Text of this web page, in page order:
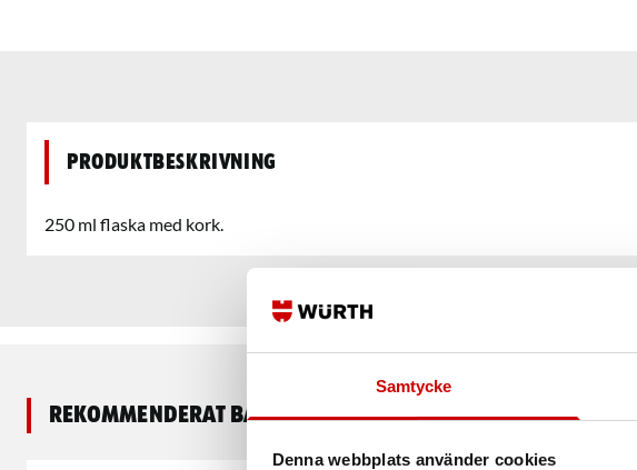
Samtycke
Denna webbplats använder cookies
Produktbeskrivning
250 ml flaska med kork.
Rekommenderat baserat på vald produkt